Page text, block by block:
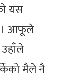
यस
। आफूले
मैले नै